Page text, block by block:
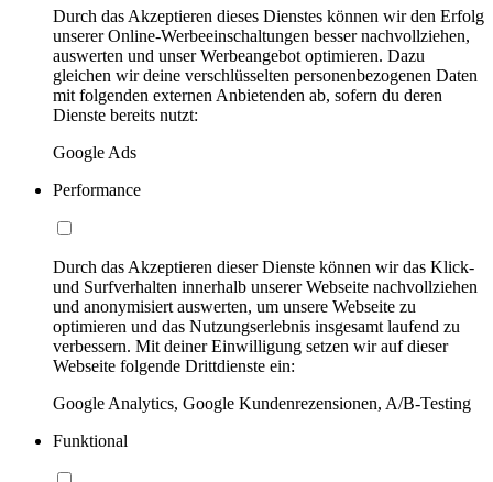
Durch das Akzeptieren dieses Dienstes können wir den Erfolg
unserer Online-Werbeeinschaltungen besser nachvollziehen,
auswerten und unser Werbeangebot optimieren. Dazu
gleichen wir deine verschlüsselten personenbezogenen Daten
mit folgenden externen Anbietenden ab, sofern du deren
Dienste bereits nutzt:
Google Ads
Performance
Durch das Akzeptieren dieser Dienste können wir das Klick-
und Surfverhalten innerhalb unserer Webseite nachvollziehen
und anonymisiert auswerten, um unsere Webseite zu
optimieren und das Nutzungserlebnis insgesamt laufend zu
verbessern. Mit deiner Einwilligung setzen wir auf dieser
Webseite folgende Drittdienste ein:
Google Analytics, Google Kundenrezensionen, A/B-Testing
Funktional